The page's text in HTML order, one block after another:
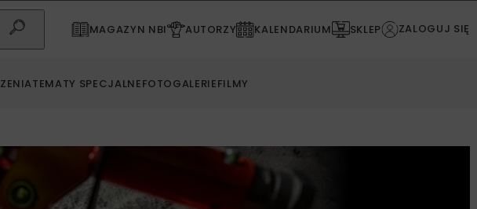
MAGAZYN NBI AUTORZY KALENDARIUM SKLEP ZALOGUJ SIĘ
TEMATY SPECJALNEFOTOGALERIEFILMY